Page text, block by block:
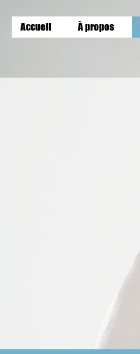
Accueil À propos